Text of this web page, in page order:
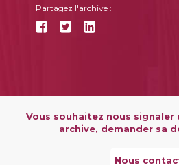
Partagez l'archive :
Vous souhaitez nous signaler
archive, demander sa
Nous